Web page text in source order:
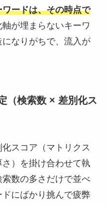
ードは、その時点で
が埋まらないキーワ
なりがちで、流入が
（検索数 × 差別化ス
スコア（マトリクス
）を掛け合わせて執
数の多さだけで並べ
にばかり挑んで疲弊